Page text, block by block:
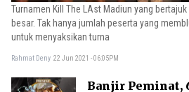
Turnamen Kill The LAst Madiun yang bertajuk
besar. Tak hanya jumlah peserta yang
untuk menyaksikan turna
Rahmat Deny 22 Jun 2021 - 06:05PM
Banjir Peminat,